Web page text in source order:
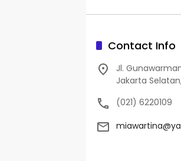
Contact Info
Jl.
Jakarta
(021) 6220109